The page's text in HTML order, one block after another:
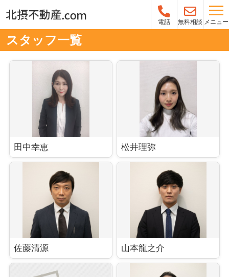
電話 無料相談 メニュー
スタッフ一覧
田中幸恵 松井理弥
佐藤清源 山本龍之介